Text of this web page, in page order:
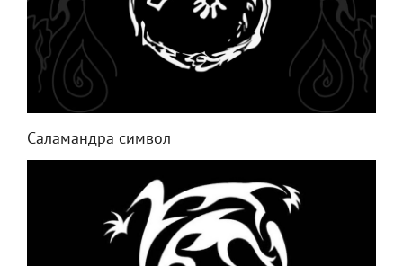
Саламандра символ